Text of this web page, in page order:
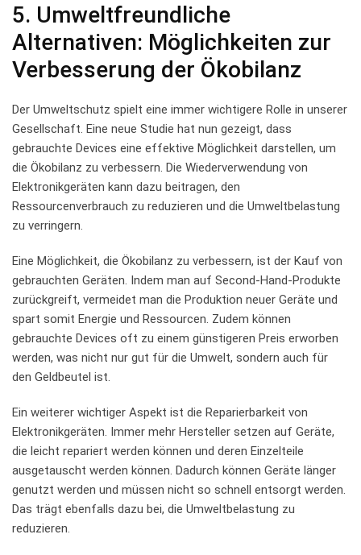
5. Umweltfreundliche
Alternativen: Möglichkeiten zur
⁢Verbesserung der Ökobilanz
Der Umweltschutz spielt eine immer wichtigere Rolle in unserer⁢
Gesellschaft. Eine neue Studie hat nun gezeigt,⁤ dass
⁣gebrauchte‌ Devices⁣ eine effektive ‍Möglichkeit⁢ darstellen, um
die Ökobilanz zu ⁣verbessern. ‍Die Wiederverwendung von
Elektronikgeräten‍ kann dazu beitragen, den‌
Ressourcenverbrauch ‌zu reduzieren ⁢und ​die⁣ Umweltbelastung
zu verringern.
Eine Möglichkeit,‌ die Ökobilanz zu verbessern, ist ⁢der ⁤Kauf von
gebrauchten Geräten. Indem man auf ⁢Second-Hand-Produkte
zurückgreift, vermeidet man die Produktion neuer Geräte⁤ und
spart somit‌ Energie und Ressourcen. Zudem können
gebrauchte Devices oft zu einem günstigeren‍ Preis erworben
werden,​ was ⁤nicht​ nur gut für‌ die‍ Umwelt, sondern auch ‌für
den Geldbeutel ist.
Ein weiterer wichtiger ⁢Aspekt ist die ⁢Reparierbarkeit⁤ von​
Elektronikgeräten. Immer mehr Hersteller setzen auf Geräte,
die ‍leicht repariert werden können und deren ‍Einzelteile
ausgetauscht werden können. Dadurch können Geräte⁤ länger⁤
genutzt werden⁣ und ⁢müssen‌ nicht so schnell⁣ entsorgt⁣ werden.
Das trägt ebenfalls dazu bei, ⁣die Umweltbelastung zu
reduzieren.